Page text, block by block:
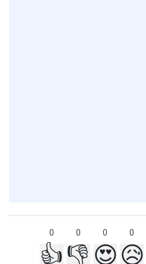
0 0 0 0
👍 👎 😍😥